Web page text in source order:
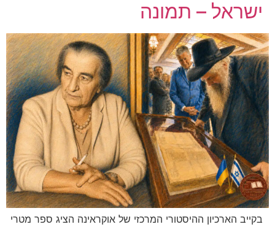
ישראל – תמונה
בקייב הארכיון ההיסטורי המרכזי של אוקראינה הציג ספר מטרי